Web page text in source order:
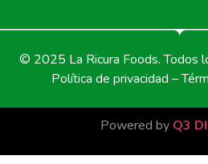
© 2025 La Ricura Foods. Todos
Política de privacidad –
Powered by Q3